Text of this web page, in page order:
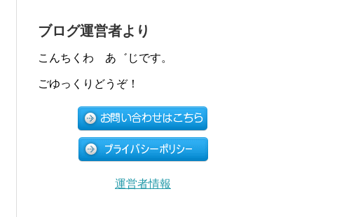
ブログ運営者より
こんちくわ あ゛じです。
ごゆっくりどうぞ！
運営者情報